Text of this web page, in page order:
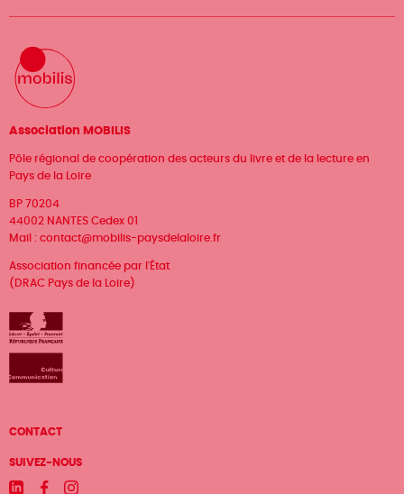
Association MOBILIS
Pôle régional de coopération des acteurs du livre et de la lecture en
Pays de la Loire
BP 70204
44002 NANTES Cedex 01
Mail : contact@mobilis-paysdelaloire.fr
Association financée par l'État
(DRAC Pays de la Loire)
Menu
Pied
CONTACT
SUIVEZ-NOUS
LinkedinFacebookInstagram